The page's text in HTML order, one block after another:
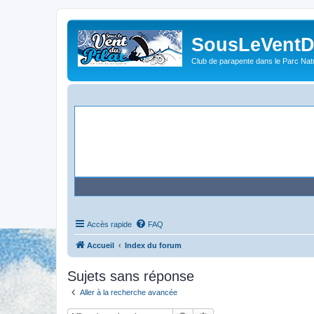
Club de parapente dans le Parc
Accès rapide FAQ
Accueil Index du forum
Sujets sans réponse
Aller à la recherche avancée